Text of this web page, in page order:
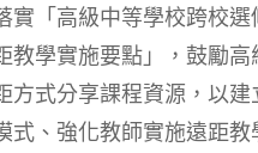
實「高級中等學校跨校
教學實施要點」，鼓勵高
方式分享課程資源，以
式、強化教師實施遠距